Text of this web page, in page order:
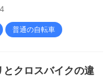
普通の自転車
とクロスバイクの違